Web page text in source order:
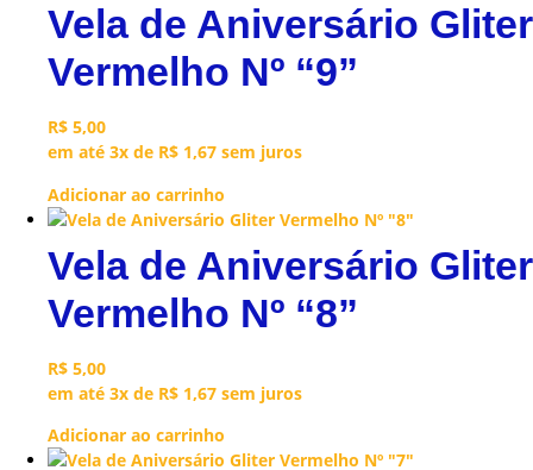
Vela de Aniversário Gliter
Vermelho Nº “9”
R$ 5,00
em até 3x de R$ 1,67 sem juros
Adicionar ao carrinho
Vela de Aniversário Gliter
Vermelho Nº “8”
R$ 5,00
em até 3x de R$ 1,67 sem juros
Adicionar ao carrinho